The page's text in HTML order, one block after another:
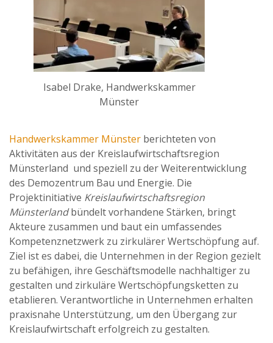
Isabel Drake, Handwerkskammer
Münster
Handwerkskammer Münster berichteten von
Aktivitäten aus der Kreislaufwirtschaftsregion
Münsterland und speziell zu der Weiterentwicklung
des Demozentrum Bau und Energie. Die
Projektinitiative Kreislaufwirtschaftsregion
Münsterlandbündelt vorhandene Stärken, bringt
Akteure zusammen und baut ein umfassendes
Kompetenznetzwerk zu zirkulärer Wertschöpfung auf.
Ziel ist es dabei, die Unternehmen in der Region gezielt
zu befähigen, ihre Geschäftsmodelle nachhaltiger zu
gestalten und zirkuläre Wertschöpfungsketten zu
etablieren. Verantwortliche in Unternehmen erhalten
praxisnahe Unterstützung, um den Übergang zur
Kreislaufwirtschaft erfolgreich zu gestalten.